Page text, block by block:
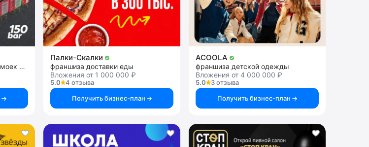
франшиза сети теплых автомоек самообслуживания
Палки-Скалки
франшиза доставки еды
Вложения от 1 000 000 ₽
5.0
4 отзыва
Получить бизнес-план
ACOOLA
франшиза детской одежды
Вложения от 4 000 000 ₽
5.0
3 отзыва
Получить бизнес-план